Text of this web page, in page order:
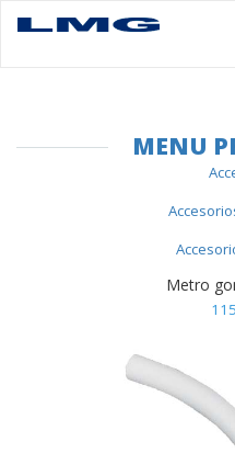
MENU
Metro